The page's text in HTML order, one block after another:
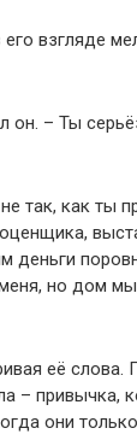
взгляде
он. – Ты
так, как ты
деньги
но дом мы
её слова.
– привычка,
они